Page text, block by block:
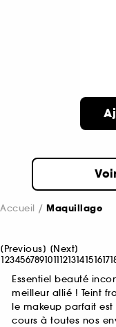
Accueil Maquillage
[Previous] [Next]
1234567891011121314151617
Essentiel beauté
meilleur allié ! Teint
le makeup parfait
cours à toutes nos